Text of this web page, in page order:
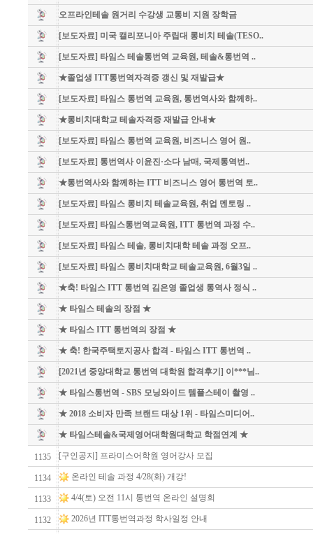
오프라인테솔 원거리 수강생 교통비 지원 장학금
[보도자료] 미국 캘리포니아 주립대 롱비치 테솔(TESO..
[보도자료] 타임스 테솔통번역 교육원, 테솔&통번역 ..
★졸업생 ITT통번역자격증 갱신 및 재발급★
[보도자료] 타임스 통번역 교육원, 통번역사와 함께하..
★롱비치대학교 테솔자격증 재발급 안내★
[보도자료] 타임스 통번역 교육원, 비즈니스 영어 원..
[보도자료] 통번역사 이윤진·소다 남매, 국제통역번..
★통번역사와 함께하는 ITT 비즈니스 영어 통번역 토..
[보도자료] 타임스 롱비치 테솔교육원, 취업 멘토링 ..
[보도자료] 타임스통번역교육원, ITT 통번역 과정 수..
[보도자료] 타임스 테솔, 롱비치대학 테솔 과정 오프..
[보도자료] 타임스 롱비치대학교 테솔교육원, 6월3일 ..
★축! 타임스 ITT 통번역 김은영 졸업생 통역사 정식 ..
★ 타임스 테솔의 장점 ★
★ 타임스 ITT 통번역의 장점 ★
★ 축! 한국주택토지공사 합격 - 타임스 ITT 통번역 ..
[2021년 중앙대학교 통번역 대학원 합격후기] 이***님..
★ 타임스통번역 - SBS 모닝와이드 템플스테이 촬영 ..
★ 2018 소비자 만족 브랜드 대상 1위 - 타임스미디어..
★ 타임스테솔&국제영어대학원대학교 학점연계 ★
1135 [구인공지] 프라미스어학원 영어강사 모집
1134 온라인 테솔 과정 4/28(화) 개강!
1133 4/4(토) 오전 11시 통번역 온라인 설명회
1132 2026년 ITT통번역과정 학사일정 안내